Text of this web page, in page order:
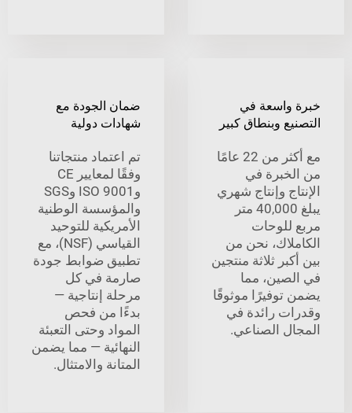
في
وبنطاق كبير
مع أكثر من 22 عامًا
في
وإنتاج شهري
يبلغ 40,000 متر
نحن من
ثلاثة منتجين
مما
موثوقًا
رائدة في
الصناعي.
ضمان الجودة مع
شهادات دولية
تم اعتماد منتجاتنا
وفقًا لمعايير CE
وISO 9001 وSGS
والمؤسسة الوطنية
الأمريكية للتوحيد
القياسي (NSF)، مع
تطبيق ضوابط جودة
صارمة في كل
مرحلة إنتاجية —
بدءًا من فحص
المواد وحتى التعبئة
النهائية — مما يضمن
المتانة والامتثال.